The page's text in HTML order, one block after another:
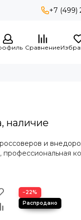
+7 (499)
Сравнение
наличие
и
при
−22%